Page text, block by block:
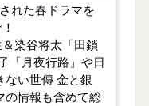
れた春ドラマを
染谷将太「田鎖
「月夜行路」や日
ない世傳 金と銀
の情報も含めて総